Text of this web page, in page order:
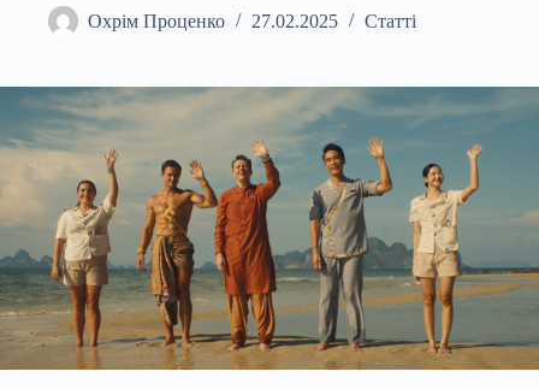
Охрім Проценко 27.02.2025 Статті